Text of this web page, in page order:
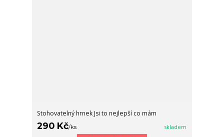
Stohovatelný hrnek Jsi to nejlepší co mám
290 Kč/ks skladem